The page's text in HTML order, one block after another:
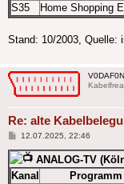
S35
Home Shopping
Stand: 10/2003, Quelle:
Re: alte
Beitrag
12.07.2025, 22:46
ANALOG-TV
Kanal
Programm